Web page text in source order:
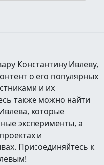
Константину Ивлеву,
о его популярных
и их
также можно найти
которые
эксперименты, а
и
Присоединяйтесь к